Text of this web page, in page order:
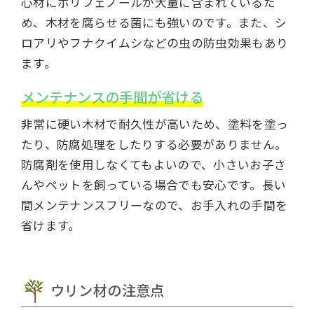
め、木材を腐らせる菌にも強いのです。また、シ
ロアリやフナクイムシなどの虫の防虫効果もあり
ます。
メンテナンスの手間が省ける
非常に硬い木材で耐久性が高いため、塗料を塗っ
たり、防腐処理をしたりする必要がありません。
防腐剤を使用しなくてもよいので、小さいお子さ
んやペットを飼っている場合でも安心です。長い
間メンテナンスフリーなので、お手入れの手間を
省けます。
ウリン材の注意点